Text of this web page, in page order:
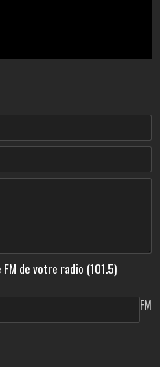
de votre radio (101.5)
FM